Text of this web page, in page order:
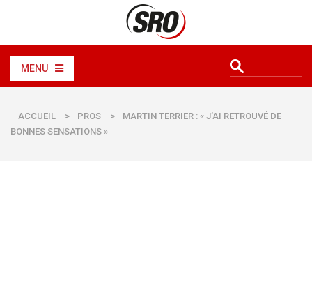
MENU
ACCUEIL > PROS >
MARTIN TERRIER : « J’AI RETROUVÉ DE
BONNES SENSATIONS »